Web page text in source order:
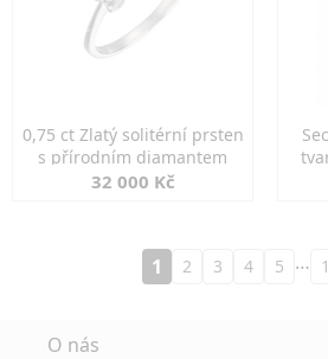
0,75 ct Zlatý solitérní prsten
s přírodním diamantem
32 000 Kč
1 2 3 4 5 …
O nás